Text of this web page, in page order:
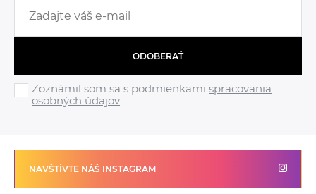
ODOBERAŤ
Zoznámil som sa s podmienkami spracovania
osobných údajov
NAVŠTÍVTE NÁŠ INSTAGRAM